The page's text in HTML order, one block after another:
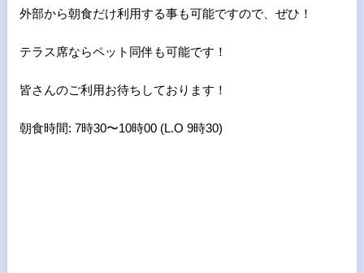
外部から朝食だけ利用する事も可能ですので、ぜひ！
テラス席ならペット同伴も可能です！
皆さんのご利用お待ちしております！
朝食時間: 7時30〜10時00 (L.O 9時30)